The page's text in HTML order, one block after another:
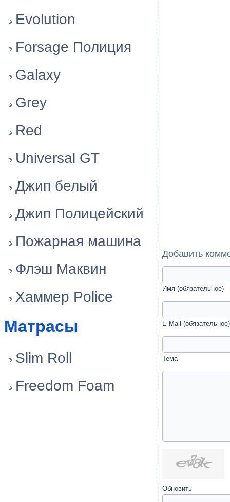
Evolution
Forsage Полиция
Galaxy
Grey
Red
Universal GT
Джип белый
Джип Полицейский
Пожарная машина
Флэш Маквин
Хаммер Police
Матрасы
Slim Roll
Freedom Foam
Добавить
Имя (обязательное)
E-Mail (обязательное)
Тема
Обновить